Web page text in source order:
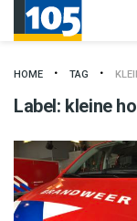
HOME TAG
Label: kleine